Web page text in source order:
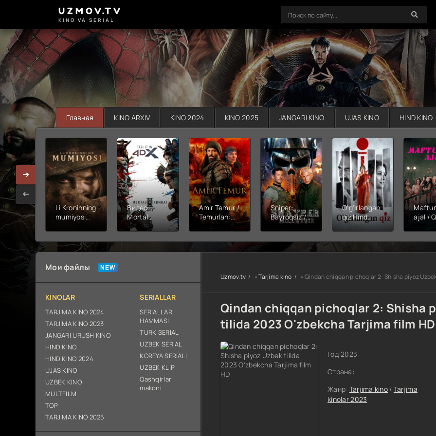
UZMOV.TV
KINO VA SERIAL
Главная KINO ARXIV KINO 2024 KINO 2025 JANGARI KINO UJAS KINO HIND KINO
Li Kroninning
mumiyosi
tarjima HD
skachat
Видео
Mortal
kombat 2 /
(2026)
Uzbek tilida
Amir Temur /
Temurlan:
Fathchining
Premyera
Netflix filmi
O'zbekcha
2026
tarjima kino
ix skachat
Sniper:
Bayroqsiz /
Snayper:
Bayroqsiz
snayper
Uzbek tilida
O'zbekcha
2026
Full HD tas-
ix skachat
O'g'irlangan
qiz Hind
kinosi 2026
O'zbekcha
tarjima kino
ajal /
tilida)
2026
Мои файлы
KINOLAR
TARJIMA KINO 2024
TARJIMA KINO 2023
JANGARI URUSH KINO
HIND KINO
HIND KINO 2024
UJAS KINO
UZBEK KINO
MULTFILM
TOP
TARJIMA KINO 2025
SERIALLAR
SERIALLAR
HAMMASI
TURK SERIAL
UZBEK SERIAL
KOREYA SERIALI
UZBEK KLIP
Qashqirlar
makoni
Uzmov.tv »Tarjima kino » Qindan chiqqan pichoqlar 2: Shisha piyoz
Qindan chiqqan pichoqlar 2: Shisha
tilida 2023 O'zbekcha Tarjima film HD
Год:2023
Страна:
Жанр: Tarjima kino / Tarjima
kinolar 2023